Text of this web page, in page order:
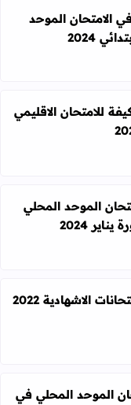
الامتحان الموحد الإقليمي
الامتحان الموحد
2024
للامتحان الاقليمي الموحد
للامتحان الاقليمي
الموحد المحلي السادس
الموحد المحلي
2024
الاشهادية 2022
الاشهادية 2022
الموحد المحلي في